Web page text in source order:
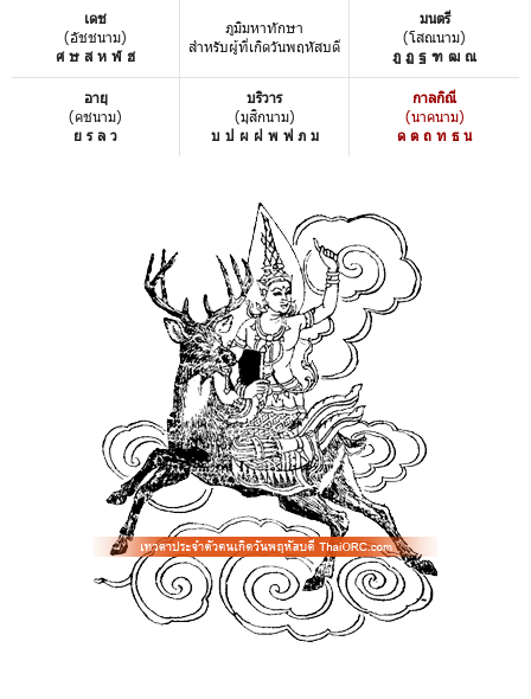
เดช
(อัชชนาม)
ศ ษ ส ห ฬ ฮ
ภูมิมหาทักษา
สำหรับผู้ที่เกิดวันพฤหัสบดี
มนตรี
(โสณนาม)
ฎ ฏ ฐ ฑ ฒ ณ
อายุ
(คชนาม)
ย ร ล ว
บริวาร
(มุสิกนาม)
บ ป ผ ฝ พ ฟ ภ ม
กาลกิณี
(นาคนาม)
ด ต ถ ท ธ น